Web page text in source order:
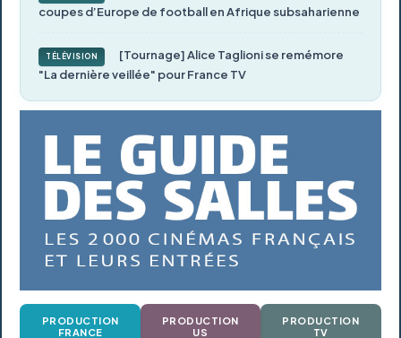
coupes d’Europe de football en Afrique subsaharienne
TÉLÉVISION
[Tournage] Alice Taglioni se remémore
"La dernière veillée" pour France TV
PRODUCTION
FRANCE
PRODUCTION
US
PRODUCTION
TV